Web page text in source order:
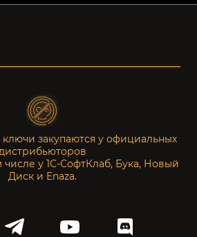
закупаются у официальных
числе у 1С-СофтКлаб, Бука, Новый
Диск и Enaza.